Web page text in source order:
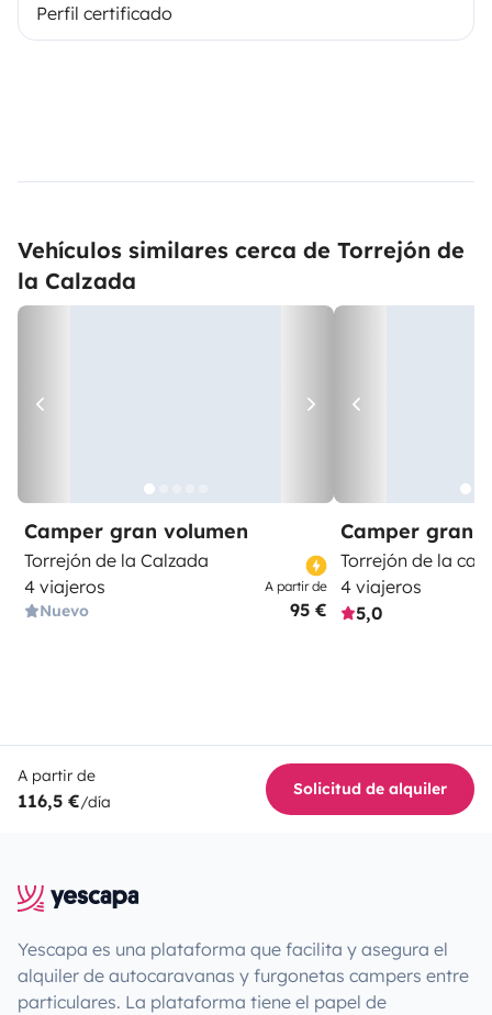
Perfil certificado
Vehículos similares cerca de Torrejón de
la Calzada
Camper gran volumen
Torrejón de la Calzada
4 viajeros
Nuevo
A partir de
95 €
Camper gran
Torrejón de la
4 viajeros
5,0
A partir de
116,5 €/día
Solicitud de alquiler
Yescapa es una plataforma que facilita y asegura el
alquiler de autocaravanas y furgonetas campers entre
particulares. La plataforma tiene el papel de